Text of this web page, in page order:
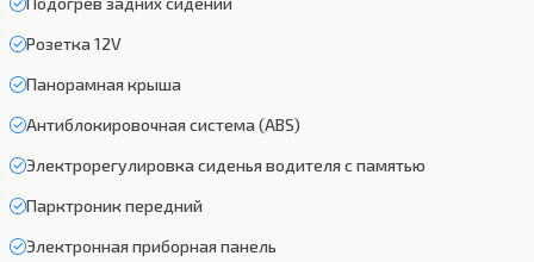
Розетка 12V
Панорамная крыша
Антиблокировочная система (ABS)
Электрорегулировка сиденья водителя с памятью
Парктроник передний
Электронная приборная панель